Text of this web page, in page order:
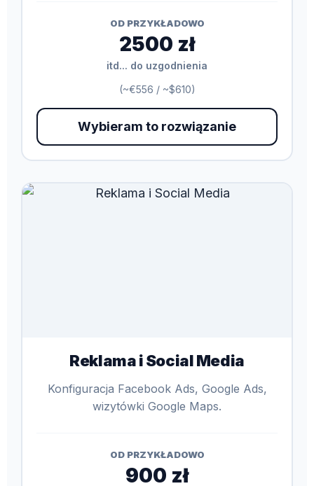
OD PRZYKŁADOWO
2500 zł
itd... do uzgodnienia
(~€556 / ~$610)
Wybieram to rozwiązanie
Reklama i Social Media
Konfiguracja Facebook Ads, Google Ads,
wizytówki Google Maps.
OD PRZYKŁADOWO
900 zł